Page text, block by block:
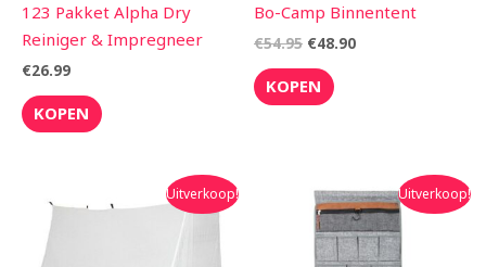
123 Pakket Alpha Dry
Reiniger & Impregneer
€26.99
KOPEN
Bo-Camp Binnentent
€54.95 €48.90
KOPEN
Uitverkoop!
Oorspronkelijke
prijs
Huidige
prijs
Uitverkoop!
Oorspronkelijke
prijs
was:
€34.95.
Huidige
prijs
is:
€31.50.